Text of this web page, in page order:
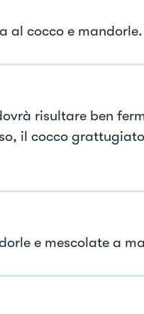
al cocco e mandorle.
risultare ben
il cocco
e mescolate a